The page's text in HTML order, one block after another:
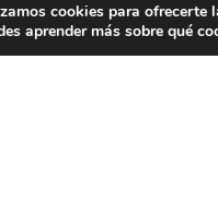
cookies para ofrecerte
aprender más sobre qué